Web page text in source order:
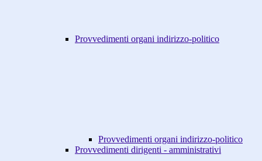
Provvedimenti organi indirizzo-politico
Provvedimenti organi indirizzo-politico
Provvedimenti dirigenti - amministrativi